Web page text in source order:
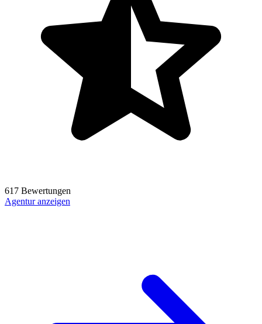
617 Bewertungen
Agentur anzeigen